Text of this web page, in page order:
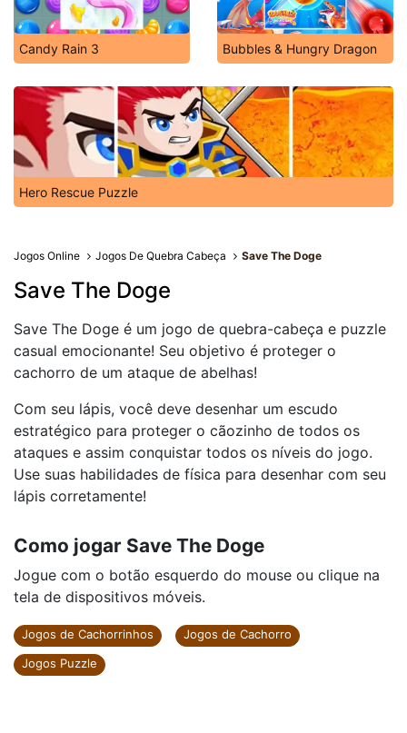
Candy Rain 3 Bubbles & Hungry Dragon
Hero Rescue Puzzle
Jogos Online Jogos De Quebra Cabeça Save The Doge
Save The Doge
Save The Doge é um jogo de quebra-cabeça e puzzle
casual emocionante! Seu objetivo é proteger o
cachorro de um ataque de abelhas!
Com seu lápis, você deve desenhar um escudo
estratégico para proteger o cãozinho de todos os
ataques e assim conquistar todos os níveis do jogo.
Use suas habilidades de física para desenhar com seu
lápis corretamente!
Como jogar Save The Doge
Jogue com o botão esquerdo do mouse ou clique na
tela de dispositivos móveis.
Jogos de Cachorrinhos
Jogos de Cachorro
Jogos Puzzle